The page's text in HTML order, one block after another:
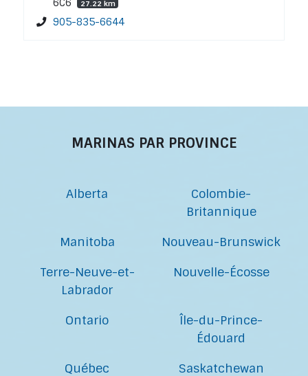
27.22 km
905-835-6644
MARINAS PAR PROVINCE
Alberta
Colombie-
Britannique
Manitoba
Nouveau-Brunswick
Terre-Neuve-et-
Labrador
Nouvelle-Écosse
Ontario
Île-du-Prince-
Édouard
Québec
Saskatchewan